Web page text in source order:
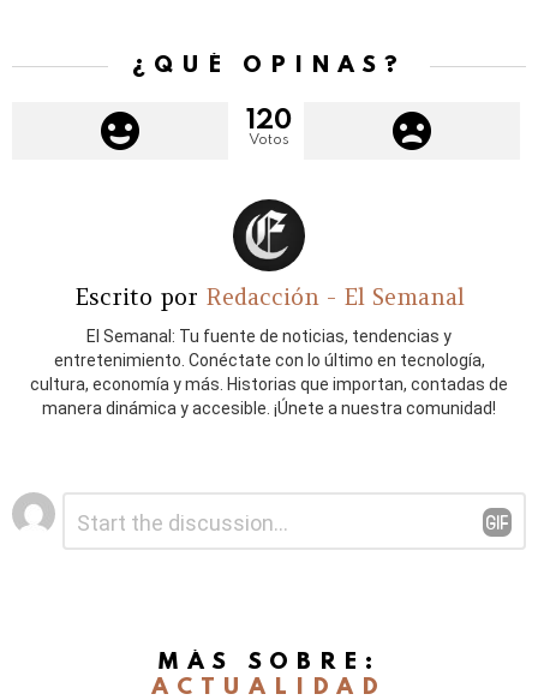
¿QUÉ OPINAS?
120
Votos
Escrito por Redacción - El Semanal
El Semanal: Tu fuente de noticias, tendencias y
entretenimiento. Conéctate con lo último en tecnología,
cultura, economía y más. Historias que importan, contadas de
manera dinámica y accesible. ¡Únete a nuestra comunidad!
Deja
una
MÁS SOBRE:
ACTUALIDAD